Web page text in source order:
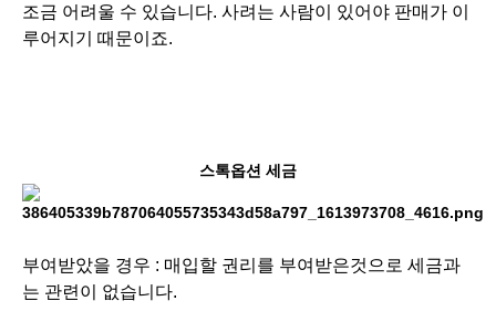
조금 어려울 수 있습니다. 사려는 사람이 있어야 판매가 이
루어지기 때문이죠.
스톡옵션 세금
부여받았을 경우 : 매입할 권리를 부여받은것으로 세금과
는 관련이 없습니다.